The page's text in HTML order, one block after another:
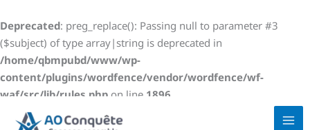
Deprecated: preg_replace(): Passing null to parameter #3
($subject) of type array|string is deprecated in
/home/qbmpubd/www/wp-
content/plugins/wordfence/vendor/wordfence/wf-
waf/src/lib/rules.php on line 1896
au
contenu